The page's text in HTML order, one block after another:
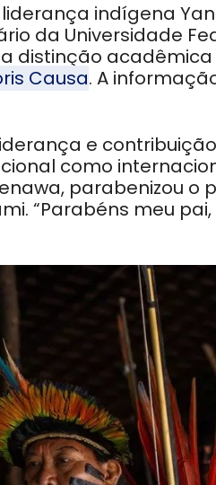
indígena
da Universidade
distinção
Causa. A
e
como
parabenizou o
“Parabéns meu pai,